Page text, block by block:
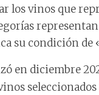
los vinos que
su condición de
en diciembre